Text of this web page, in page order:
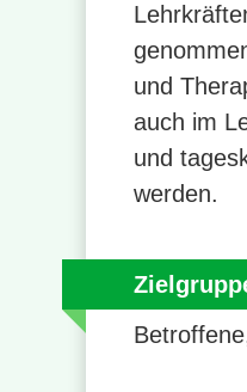
und
auch im
und
werden.